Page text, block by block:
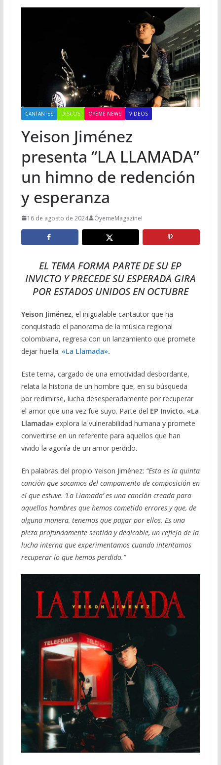
CANTANTES DISCOS OYEME NEWS VIDEOS
Yeison Jiménez
presenta “LA LLAMADA”
un himno de redención
y esperanza
16 de agosto de 2024 ÓyemeMagazine!
EL TEMA FORMA PARTE DE SU EP
INVICTO Y PRECEDE SU ESPERADA GIRA
POR ESTADOS UNIDOS EN OCTUBRE
Yeison Jiménez, el inigualable cantautor que ha
conquistado el panorama de la música regional
colombiana, regresa con un lanzamiento que promete
dejar huella: «La Llamada».
Este tema, cargado de una emotividad desbordante,
relata la historia de un hombre que, en su búsqueda
por redimirse, lucha desesperadamente por recuperar
el amor que una vez fue suyo. Parte del EP Invicto, «La
Llamada» explora la vulnerabilidad humana y promete
convertirse en un referente para aquellos que han
vivido la agonía de un amor perdido.
En palabras del propio Yeison Jiménez: “Esta es la quinta
canción que sacamos del campamento de composición en
el que estuve. ‘La Llamada’ es una canción creada para
aquellos hombres que hemos cometido errores y que, de
alguna manera, tenemos que pagar por ellos. Es una
pieza profundamente sentida y dedicable, un reflejo de la
lucha interna que experimentamos cuando intentamos
recuperar lo que hemos perdido.”